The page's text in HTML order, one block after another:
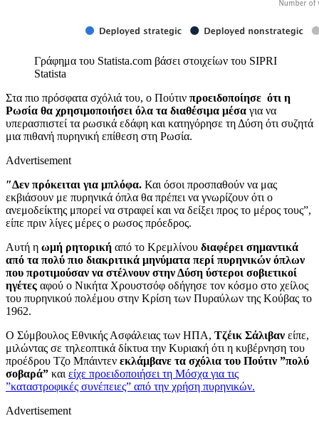
Γράφημα του Statista.com βάσει στοιχείων του SIPRI
Statista
Στα πιο πρόσφατα σχόλιά του, ο Πούτιν προειδοποίησε ότι η
Ρωσία θα χρησιμοποιήσει όλα τα διαθέσιμα μέσα για να
υπερασπιστεί τα ρωσικά εδάφη και κατηγόρησε τη Δύση ότι συζητά
μια πιθανή πυρηνική επίθεση στη Ρωσία.
Advertisement
″Δεν πρόκειται για μπλόφα. Και όσοι προσπαθούν να μας
εκβιάσουν με πυρηνικά όπλα θα πρέπει να γνωρίζουν ότι ο
ανεμοδείκτης μπορεί να στραφεί και να δείξει προς το μέρος τους”,
είπε πριν λίγες μέρες ο ρωσος πρόεδρος.
Αυτή η ωμή ρητορική από το Κρεμλίνου διαφέρει σημαντικά
από τα πολύ πιο διακριτικά μηνύματα περί πυρηνικών όπλων
που προτιμούσαν να στέλνουν στην Δύση ύστεροι σοβιετικοί
ηγέτες αφού ο Νικήτα Χρουστσόφ οδήγησε τον κόσμο στο χείλος
του πυρηνικού πολέμου στην Κρίση των Πυραύλων της Κούβας το
1962.
Ο Σύμβουλος Εθνικής Ασφάλειας των ΗΠΑ, Τζέικ Σάλιβαν είπε,
μιλώντας σε τηλεοπτικά δίκτυα την Κυριακή ότι η κυβέρνηση του
προέδρου Τζο Μπάιντεν εκλάμβανε τα σχόλια του Πούτιν ”πολύ
σοβαρά” και είχε προειδοποιήσει τη Μόσχα για τις
”καταστροφικές συνέπειες” από την χρήση πυρηνικών.
Advertisement